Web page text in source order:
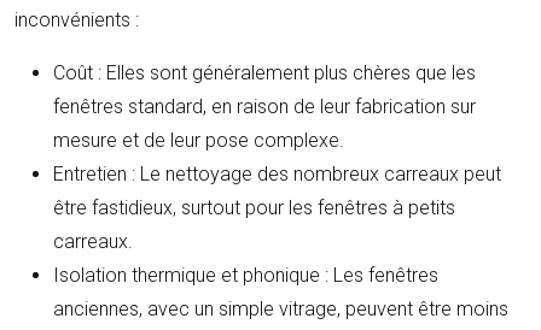
inconvénients :
Coût : Elles sont généralement plus chères que les
fenêtres standard, en raison de leur fabrication sur
mesure et de leur pose complexe.
Entretien : Le nettoyage des nombreux carreaux peut
être fastidieux, surtout pour les fenêtres à petits
carreaux.
Isolation thermique et phonique : Les fenêtres
anciennes, avec un simple vitrage, peuvent être moins